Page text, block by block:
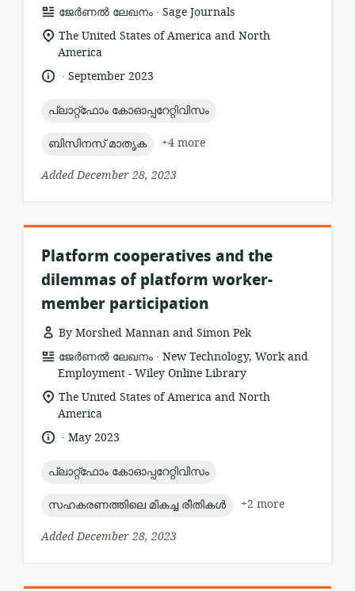
resource
format:
ജേർണൽ ലേഖനം .
publisher:
Sage Journals
location
of
relevance:
The United States of America and North
America
language:
.
dateSeptember 2023
topic:
പ്ലാറ്റ്ഫോം കോഓപ്പറേറ്റിവിസം
topic:
ബിസിനസ് മാതൃക
+4 more
Added December 28, 2023
Platform cooperatives and the
dilemmas of platform worker-
member participation
By Morshed Mannan and Simon Pek
resource
format:
ജേർണൽ ലേഖനം .
publisher:
New Technology, Work and
Employment - Wiley Online Library
location
of
relevance:
The United States of America and North
America
language:
.
dateMay 2023
topic:
പ്ലാറ്റ്ഫോം കോഓപ്പറേറ്റിവിസം
topic:
സഹകരണത്തിലെ മികച്ച രീതികൾ
+2 more
Added December 28, 2023